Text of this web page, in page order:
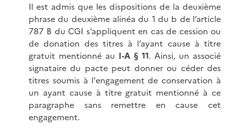
Il est admis que les dispositions de la deuxième
phrase du deuxième alinéa du 1 du b de l’article
787 B du CGI s’appliquent en cas de cession ou
de donation des titres à l’ayant cause à titre
gratuit mentionné au I-A § 11. Ainsi, un associé
signataire du pacte peut donner ou céder des
titres soumis à l'engagement de conservation à
un ayant cause à titre gratuit mentionné à ce
paragraphe sans remettre en cause cet
engagement.